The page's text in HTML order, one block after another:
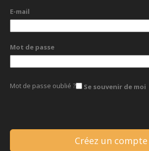
E-mail
Mot de passe
Se souvenir de moi
Mot de passe oublié ?
Créez un compte